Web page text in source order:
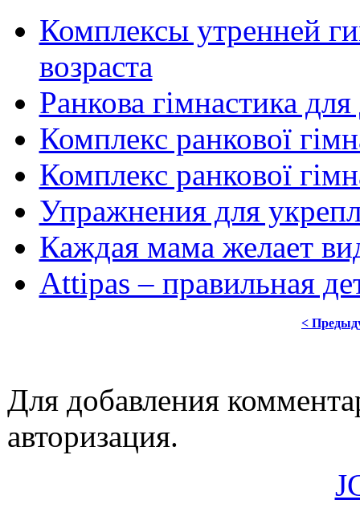
Комплексы утренней
возраста
Ранкова гімнастика
Комплекс ранкової
Комплекс ранкової
Упражнения для
Каждая мама желает
Attipas – правильная
<
Для добавления
авторизация.